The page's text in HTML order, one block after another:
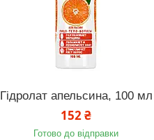
Гідролат апельсина, 100 мл
152 ₴
Готово до відправки